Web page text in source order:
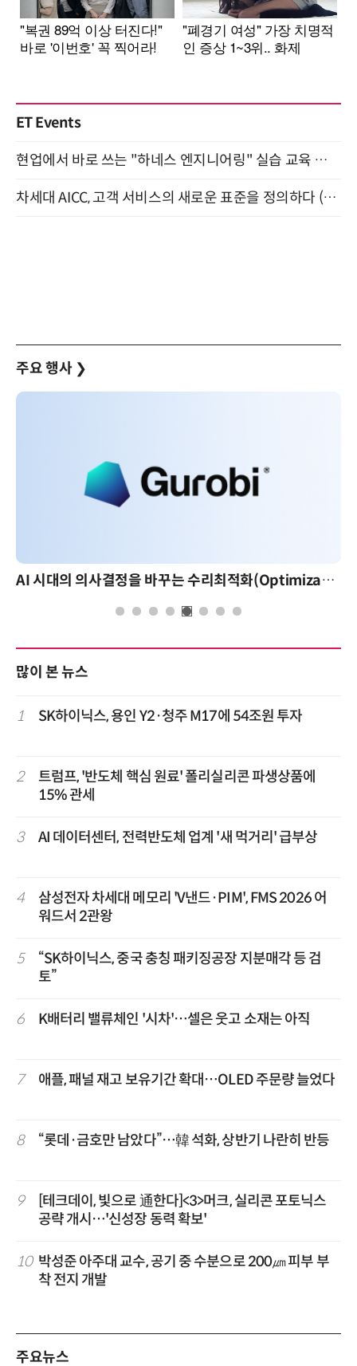
ET Events
현업에서 바로 쓰는 "하네스 엔지니어링" 실습 교육 워크숍 8월 20일 개최
차세대 AICC, 고객 서비스의 새로운 표준을 정의하다 (9/9)
주요 행사 ❯
AI 시대의 의사결정을 바꾸는 수리최적화(Optimization): 실제 산업 적용 사례와 활용 전략
많이 본 뉴스
1 SK하이닉스, 용인 Y2·청주 M17에 54조원 투자
2
트럼프, '반도체 핵심 원료' 폴리실리콘 파생상품에
15% 관세
3 AI 데이터센터, 전력반도체 업계 '새 먹거리' 급부상
4
삼성전자 차세대 메모리 'V낸드·PIM', FMS 2026 어
워드서 2관왕
5
“SK하이닉스, 중국 충칭 패키징공장 지분매각 등 검
토”
6 K배터리 밸류체인 '시차'…셀은 웃고 소재는 아직
7 애플, 패널 재고 보유기간 확대…OLED 주문량 늘었다
8 “롯데·금호만 남았다”…韓 석화, 상반기 나란히 반등
9
[테크데이, 빛으로 通한다]<3>머크, 실리콘 포토닉스
공략 개시…'신성장 동력 확보'
10 박성준 아주대 교수, 공기 중 수분으로 200㎛ 피부 부
착 전지 개발
주요뉴스